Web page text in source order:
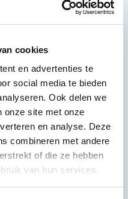
cookies
en advertenties te
social media te bieden
Ook delen we
onze site met onze
en analyse. Deze
combineren met andere
of die ze hebben
van hun services.
uw reactie!
groet,